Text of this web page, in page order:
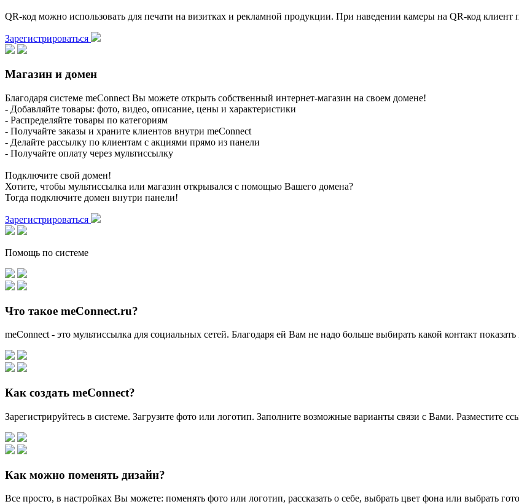
QR-код можно использовать для печати на визитках и рекламной продукции. При наведении камеры на QR-код клиент
Зарегистрироваться
Магазин и домен
Благодаря системе meConnect Вы можете открыть собственный интернет-магазин на своем домене!
- Добавляйте товары: фото, видео, описание, цены и характеристики
- Распределяйте товары по категориям
- Получайте заказы и храните клиентов внутри meConnect
- Делайте рассылку по клиентам с акциями прямо из панели
- Получайте оплату через мультиссылку
Подключите свой домен!
Хотите, чтобы мультиссылка или магазин открывался с помощью Вашего домена?
Тогда подключите домен внутри панели!
Зарегистрироваться
Помощь по системе
Что такое meConnect.ru?
meConnect - это мультиссылка для социальных сетей. Благодаря ей Вам не надо больше выбирать какой контакт
Как создать meConnect?
Зарегистрируйтесь в системе. Загрузите фото или логотип. Заполните возможные варианты связи с Вами. Разместите
Как можно поменять дизайн?
Все просто, в настройках Вы можете: поменять фото или логотип, рассказать о себе, выбрать цвет фона или выбрать